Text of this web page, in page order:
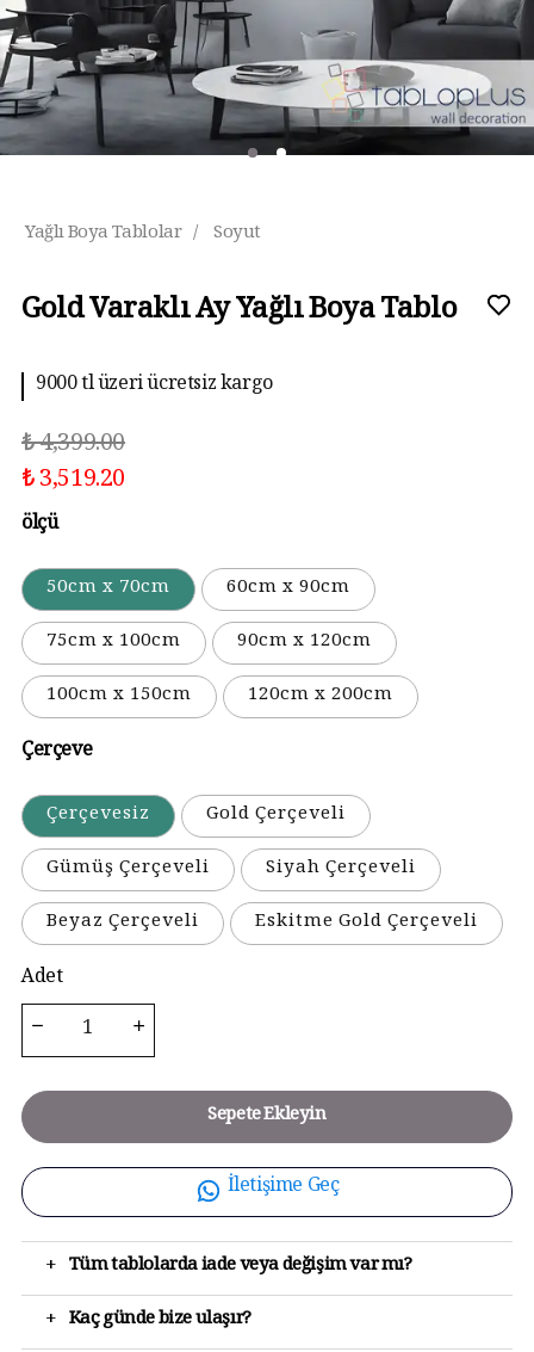
Yağlı Boya Tablolar / Soyut
Gold Varaklı Ay Yağlı Boya Tablo
10 aya kadar taksit imkanı
₺ 4,399.00
₺ 3,519.20
ölçü
50cm x 70cm
60cm x 90cm
75cm x 100cm
90cm x 120cm
100cm x 150cm
120cm x 200cm
Çerçeve
Çerçevesiz
Gold Çerçeveli
Gümüş Çerçeveli
Siyah Çerçeveli
Beyaz Çerçeveli
Eskitme Gold Çerçeveli
Adet
Sepete Ekleyin
İletişime Geç
+ Tüm tablolarda iade veya değişim var mı?
+ Kaç günde bize ulaşır?